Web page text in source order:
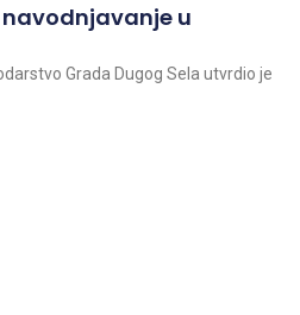
u
Grada Dugog Sela utvrdio je